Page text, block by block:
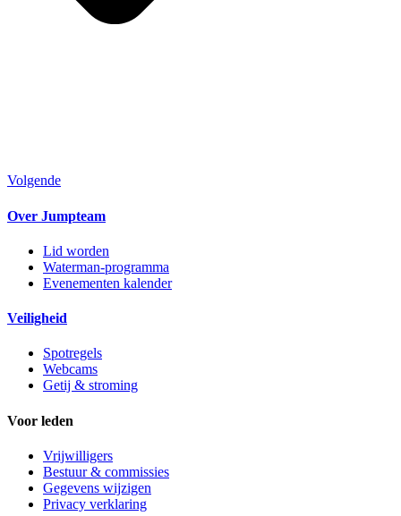
Volgende
Over Jumpteam
Lid worden
Waterman-programma
Evenementen kalender
Veiligheid
Spotregels
Webcams
Getij & stroming
Voor leden
Vrijwilligers
Bestuur & commissies
Gegevens wijzigen
Privacy verklaring